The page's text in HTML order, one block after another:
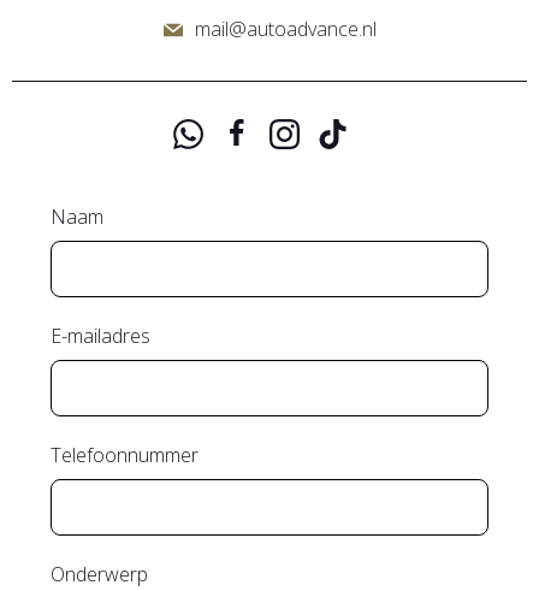
mail@autoadvance.nl
Naam
E-mailadres
Telefoonnummer
Onderwerp